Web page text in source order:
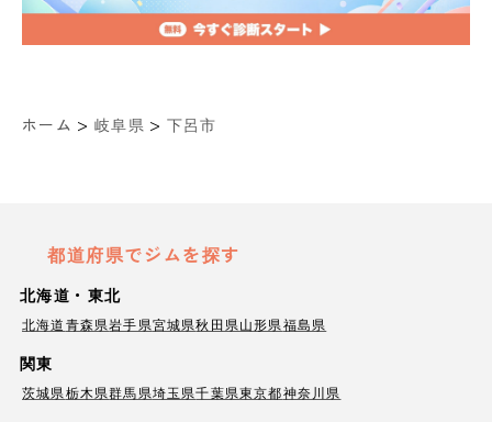
ホーム > 岐阜県 > 下呂市
都道府県でジムを探す
北海道・東北
北海道青森県岩手県宮城県秋田県山形県福島県
関東
茨城県栃木県群馬県埼玉県千葉県東京都神奈川県